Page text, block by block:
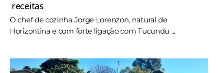
receitas
O chef de cozinha Jorge Lorenzon, natural de
Horizontina e com forte ligação com Tucundu ...